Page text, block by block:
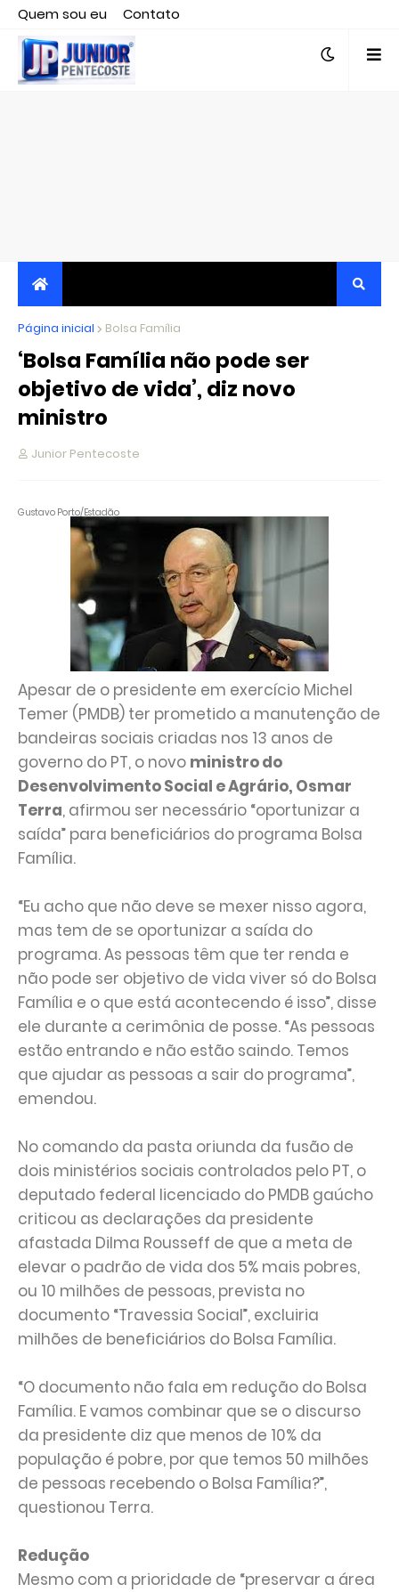
Quem sou eu
Contato
Editor responsável, jornalista Clovis Almeida.
JORNALISMO INDEPENDENTE, TRANSPARENTE E
CRÍTICO
Página inicial Bolsa Família
‘Bolsa Família não pode ser
objetivo de vida’, diz novo
ministro
Junior Pentecoste
Gustavo Porto/Estadão
Apesar de o presidente em exercício Michel
Temer (PMDB) ter prometido a manutenção de
bandeiras sociais criadas nos 13 anos de
governo do PT, o novo ministro do
Desenvolvimento Social e Agrário, Osmar
Terra, afirmou ser necessário “oportunizar a
saída” para beneficiários do programa Bolsa
Família.
“Eu acho que não deve se mexer nisso agora,
mas tem de se oportunizar a saída do
programa. As pessoas têm que ter renda e
não pode ser objetivo de vida viver só do Bolsa
Família e o que está acontecendo é isso”, disse
ele durante a cerimônia de posse. “As pessoas
estão entrando e não estão saindo. Temos
que ajudar as pessoas a sair do programa”,
emendou.
No comando da pasta oriunda da fusão de
dois ministérios sociais controlados pelo PT, o
deputado federal licenciado do PMDB gaúcho
criticou as declarações da presidente
afastada Dilma Rousseff de que a meta de
elevar o padrão de vida dos 5% mais pobres,
ou 10 milhões de pessoas, prevista no
documento “Travessia Social”, excluiria
milhões de beneficiários do Bolsa Família.
“O documento não fala em redução do Bolsa
Família. E vamos combinar que se o discurso
da presidente diz que menos de 10% da
população é pobre, por que temos 50 milhões
de pessoas recebendo o Bolsa Família?”,
questionou Terra.
Redução
Mesmo com a prioridade de “preservar a área